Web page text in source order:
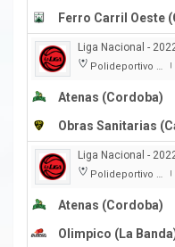
Ferro Carril Oeste
Liga Nacional -
Polideportivo Carlos Cerutti |
Atenas (Cordoba)
Obras Sanitarias
Liga Nacional -
Polideportivo Carlos Cerutti |
Atenas (Cordoba)
Olimpico (La